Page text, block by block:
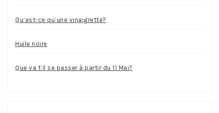
Qu’est-ce qu’une vinaigrette?
Huile noire
Que va t’il se passer à partir du 11 Mai?